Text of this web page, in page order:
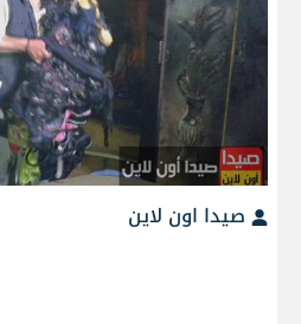
صيدا اون لاين